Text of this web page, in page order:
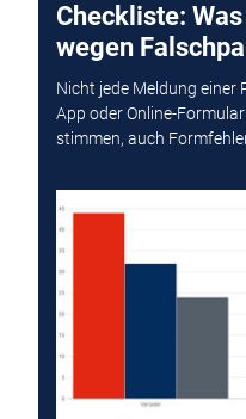
Checkliste:
wegen
Nicht jede Meldung einer
App oder Online-
stimmen, auch